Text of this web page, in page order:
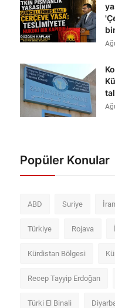
Popüler Konular
ABD Suriye İran
Türkiye Rojava
Kürdistan Bölgesi
Recep Tayyip Erdoğan
Türki El Binali